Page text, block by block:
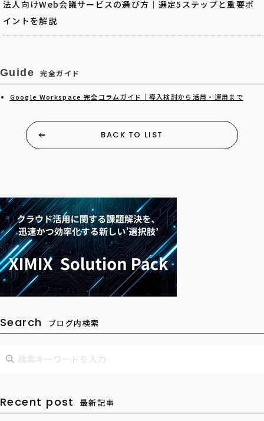
法人向けWeb会議サービスの選び方｜選定5ステップと重要ポ
イントを解説
Guide 完全ガイド
Google Workspace 完全コラムガイド｜導入検討から活用・運用まで
BACK TO LIST
Search ブログ内検索
Recent post 最新記事